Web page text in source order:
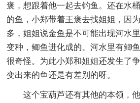
褒，想跟着他一起去钓鱼。还在水
的鱼，小郑带着王褒去找姐姐，因
多，姐姐说金鱼是不可能出现河水
变种，鲫鱼进化成的。河水里有鲫
很奇怪。为此小郑和姐姐还发生了
变出来的鱼还是有差别的呀。
这个宝葫芦还有其他的本领，